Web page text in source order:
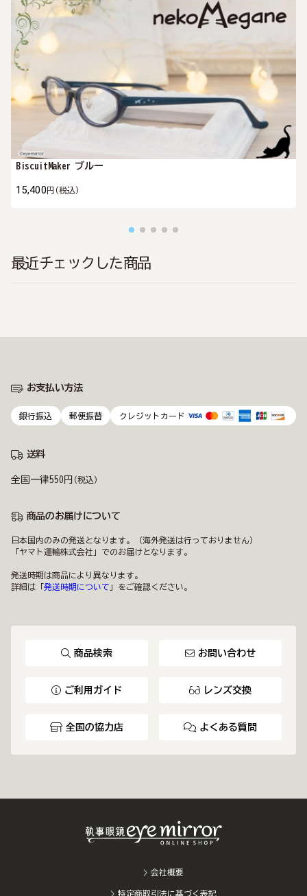
BiscuitMaker ブルー
15,400 円 (税込)
最近チェックした商品
お支払い方法
銀行振込 郵便振替 クレジットカード
送料
全国一律550円 (税込)
商品のお届けについて
日本国内のみの発送となります。（海外発送は行っておりません）
「ヤマト運輸株式会社」でのお届けとなります。
発送時期は商品により異なります。
詳細は「 発送時期について 」をご確認ください。
商品検索 お問い合わせ
ご利用ガイド レンズ交換
全国の協力店 よくある質問
会社概要
特定商取引法に基づく表記